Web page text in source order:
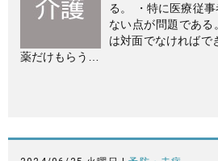
る。 ・特に医療従
ない点が問題であ
は対面でなければで
薬だけもらう…